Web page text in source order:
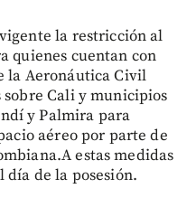
la restricción al
quienes cuentan con
la Aeronáutica Civil
Cali y municipios
y Palmira para
aéreo por parte de
estas medidas
día de la posesión.